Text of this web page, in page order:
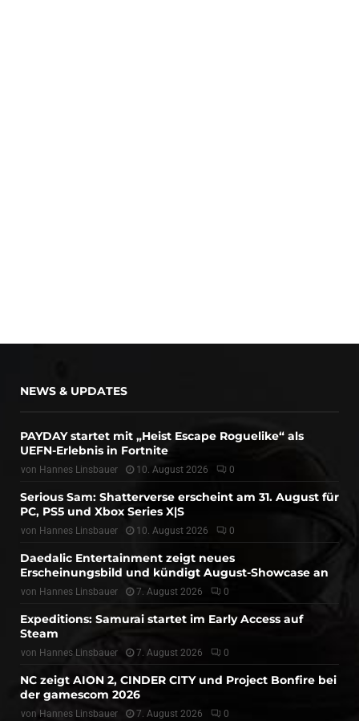
NEWS & UPDATES
PAYDAY startet mit „Heist Escape Roguelike“ als
UEFN-Erlebnis in Fortnite
von Hannes Linsbauer 10. August 2026 0
Serious Sam: Shatterverse erscheint am 31. August für
PC, PS5 und Xbox Series X|S
von Hannes Linsbauer 10. August 2026 0
Daedalic Entertainment zeigt neues
Erscheinungsbild und kündigt August-Showcase an
von Hannes Linsbauer 7. August 2026 0
Expeditions: Samurai startet im Early Access auf
Steam
von Hannes Linsbauer 7. August 2026 0
NC zeigt AION 2, CINDER CITY und Project Bonfire bei
der gamescom 2026
von Hannes Linsbauer 7. August 2026 0